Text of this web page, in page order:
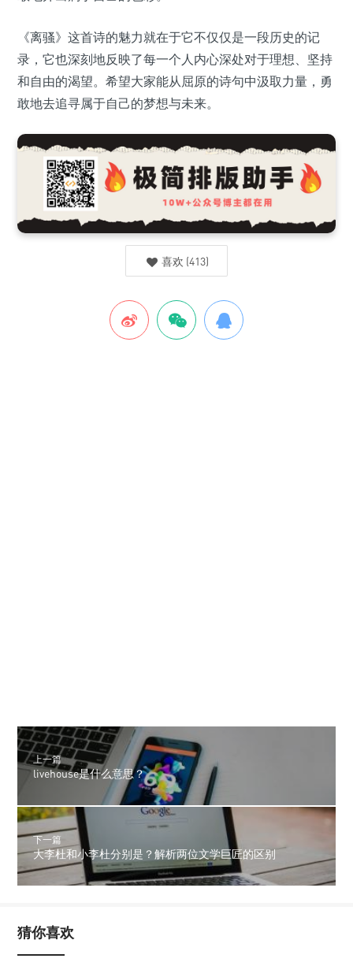
《离骚》这首诗的魅力就在于它不仅仅是一段历史的记
录，它也深刻地反映了每一个人内心深处对于理想、坚持
和自由的渴望。希望大家能从屈原的诗句中汲取力量，勇
敢地去追寻属于自己的梦想与未来。
喜欢 (413)
上一篇
livehouse是什么意思？
下一篇
大李杜和小李杜分别是？解析两位文学巨匠的区别
猜你喜欢